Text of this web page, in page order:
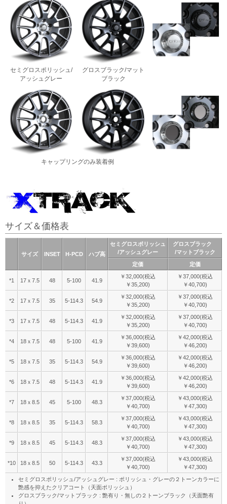
セミグロスポリッシュ/
アッシュグレー
グロスブラック/マット
ブラック
キャップリングのみ装着例
サイズ＆価格表
サイズ INSET H-PCD ハブ高
セミグロスポリッシュ
/アッシュグレー
グロスブラック
/マットブラック
定価
定価
*1 17ｘ7.5 48 5-100 41.9
￥32,000(税込
￥35,200)
￥37,000(税込
￥40,700)
*2 17ｘ7.5 35 5-114.3 54.9
￥32,000(税込
￥35,200)
￥37,000(税込
￥40,700)
*3 17ｘ7.5 48 5-114.3 41.9
￥32,000(税込
￥35,200)
￥37,000(税込
￥40,700)
*4 18ｘ7.5 48 5-100 41.9
￥36,000(税込
￥39,600)
￥42,000(税込
￥46,200)
*5 18ｘ7.5 35 5-114.3 54.9
￥36,000(税込
￥39,600)
￥42,000(税込
￥46,200)
*6 18ｘ7.5 48 5-114.3 41.9
￥36,000(税込
￥39,600)
￥42,000(税込
￥46,200)
*7 18ｘ8.5 45 5-100 48.3
￥37,000(税込
￥40,700)
￥43,000(税込
￥47,300)
*8 18ｘ8.5 35 5-114.3 58.3
￥37,000(税込
￥40,700)
￥43,000(税込
￥47,300)
*9 18ｘ8.5 45 5-114.3 48.3
￥37,000(税込
￥40,700)
￥43,000(税込
￥47,300)
*10 18ｘ8.5 50 5-114.3 43.3
￥37,000(税込
￥40,700)
￥43,000(税込
￥47,300)
セミグロスポリッシュ/アッシュグレー : ポリッシュ・グレーの２トーンカラーに
艶感を抑えたクリアコート（天面ポリッシュ）
グロスブラック/マットブラック : 艶有り・無しの２トーンブラック（天面艶有